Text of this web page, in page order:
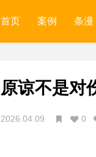
首页 案例 条漫
原谅不是对
2026.04.09 0